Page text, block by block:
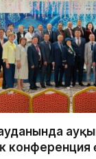
конференция